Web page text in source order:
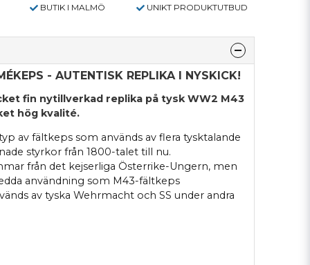
BUTIK I MALMÖ UNIKT PRODUKTUTBUD
- AUTENTISK REPLIKA I NYSKICK!
fin nytillverkad replika på tysk WW2 M43
hög kvalité.
av fältkeps som används av flera tysktalande
styrkor från 1800-talet till nu.
från det kejserliga Österrike-Ungern, men
användning som M43-fältkeps
av tyska Wehrmacht och SS under andra